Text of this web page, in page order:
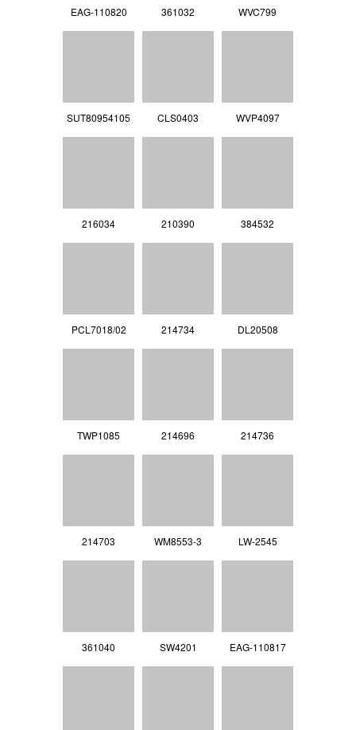
EAG-110820 361032 WVC799
SUT80954105 CLS0403 WVP4097
216034 210390 384532
PCL7018/02 214734 DL20508
TWP1085 214696 214736
214703 WM8553-3 LW-2545
361040 SW4201 EAG-110817